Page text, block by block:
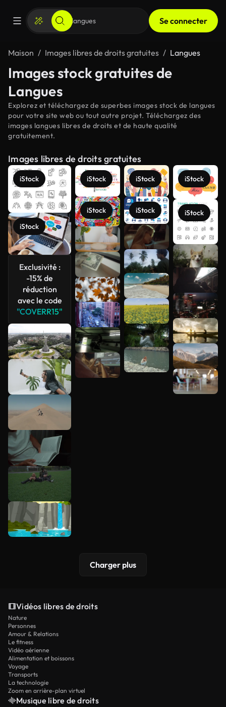
Se connecter
Maison Images libres de droits gratuites Langues
Images stock gratuites de
Langues
Explorez et téléchargez de superbes images stock de langues
pour votre site web ou tout autre projet. Téléchargez des
images langues libres de droits et de haute qualité
gratuitement.
Images libres de droits gratuites
iStock
iStock
Exclusivité :
-15% de
réduction
avec le code
"COVERR15"
iStock
iStock
iStock
iStock
iStock
iStock
Voir plus
Charger plus
Vidéos libres de droits
Nature
Personnes
Amour & Relations
Le fitness
Vidéo aérienne
Alimentation et boissons
Voyage
Transports
La technologie
Zoom en arrière-plan virtuel
Musique libre de droits